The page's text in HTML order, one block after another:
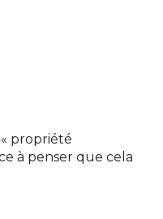
propriété
à penser que cela